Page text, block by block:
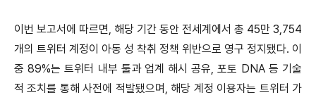
이번 보고서에 따르면, 해당 기간 동안 전세계에서 총 45만 3,754
개의 트위터 계정이 아동 성 착취 정책 위반으로 영구 정지됐다. 이
중 89%는 트위터 내부 툴과 업계 해시 공유, 포토 DNA 등 기술
적 조치를 통해 사전에 적발됐으며, 해당 계정 이용자는 트위터 가